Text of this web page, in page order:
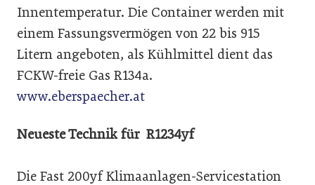
Innentemperatur. Die Container werden mit
einem Fassungsvermögen von 22 bis 915
Litern angeboten, als Kühlmittel dient das
FCKW-freie Gas R134a.
www.eberspaecher.at
Neueste Technik für R1234yf
Die Fast 200yf Klimaanlagen-Servicestation